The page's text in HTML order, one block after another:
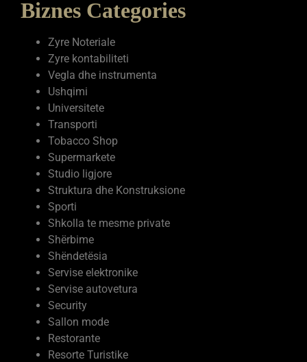
Zyre kontabiliteti
Vegla dhe instrumenta
Ushqimi
Universitete
Transporti
Tobacco Shop
Supermarkete
Studio ligjore
Struktura dhe Konstruksione
Sporti
Shkolla te mesme private
Shërbime
Shëndetësia
Servise elektronike
Servise autovetura
Security
Sallon mode
Restorante
Resorte Turistike
Resorte Agroturizmi